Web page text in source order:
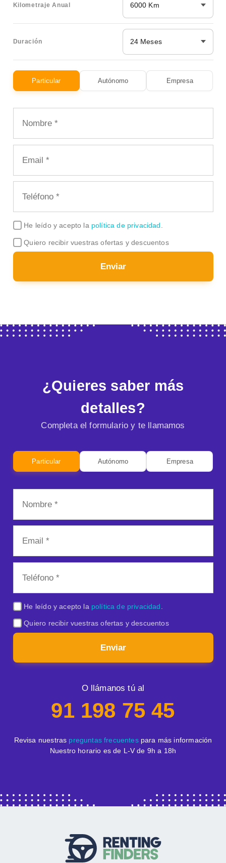
Kilometraje Anual 6000 Km
Duración 24 Meses
Particular Autónomo Empresa
He leído y acepto la política de privacidad.
Quiero recibir vuestras ofertas y descuentos
Enviar
¿Quieres saber más
detalles?
Completa el formulario y te llamamos
Particular Autónomo Empresa
He leído y acepto la política de privacidad
Quiero recibir vuestras ofertas y descuentos
Enviar
O llámanos tú al
91 198 75 45
Revisa nuestras preguntas frecuentespara más información
Nuestro horario es de L-V de 9h a 18h